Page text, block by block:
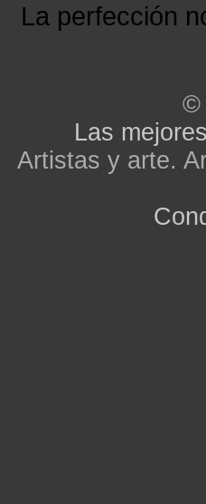
La perfección
©
Las
Artistas y arte.